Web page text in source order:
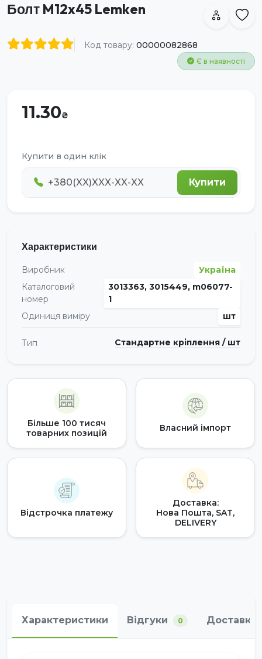
Болт M12x45 Lemken
Код товару: 00000082868
Є в наявності
11.30
Купити в один клік
Купити
Характеристики
Виробник
Україна
Каталоговий
номер
3013363, 3015449, m06077-
1
Одиниця виміру
шт
Тип Стандартне кріплення / шт
Більше 100 тисяч
товарних позицій
Власний імпорт
Відстрочка платежу
Доставка:
Нова Пошта, SAT,
DELIVERY
Характеристики Відгуки 0 Доставка